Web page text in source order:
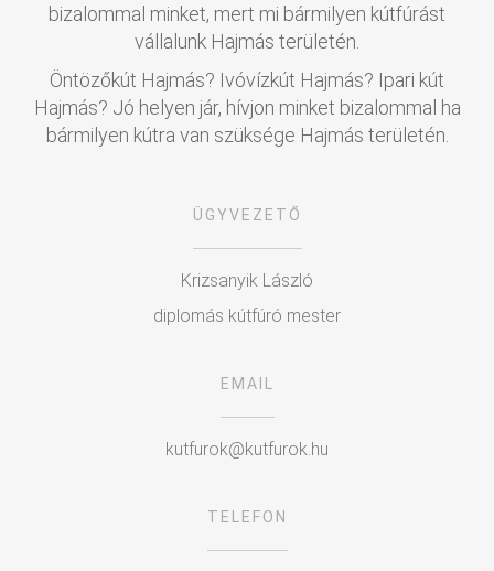
bizalommal minket, mert mi bármilyen kútfúrást
vállalunk Hajmás területén.
Öntözőkút Hajmás? Ivóvízkút Hajmás? Ipari kút
Hajmás? Jó helyen jár, hívjon minket bizalommal ha
bármilyen kútra van szüksége Hajmás területén.
ÜGYVEZETŐ
Krizsanyik László
diplomás kútfúró mester
EMAIL
kutfurok@kutfurok.hu
TELEFON